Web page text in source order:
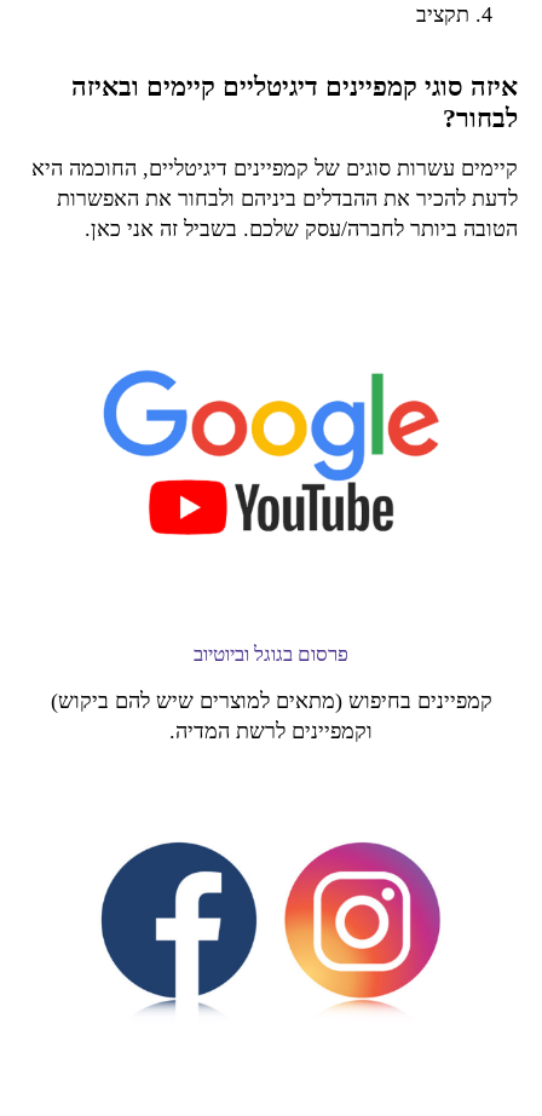
תקציב
איזה סוגי קמפיינים דיגיטליים קיימים ובאיזה
לבחור?
קיימים עשרות סוגים של קמפיינים דיגיטליים, החוכמה היא
לדעת להכיר את ההבדלים ביניהם ולבחור את האפשרות
הטובה ביותר לחברה/עסק שלכם. בשביל זה אני כאן.
פרסום בגוגל וביוטיוב
קמפיינים בחיפוש (מתאים למוצרים שיש להם ביקוש)
וקמפיינים לרשת המדיה.